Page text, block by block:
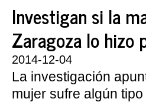
Investigan si la
Zaragoza lo hizo
2014-12-04
La investigación
mujer sufre algún